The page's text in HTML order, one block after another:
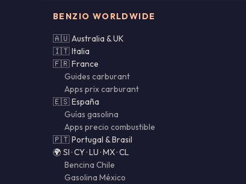
BENZIO WORLDWIDE
🇦🇺 Australia & UK
🇮🇹 Italia
🇫🇷 France
Guides carburant
Apps prix carburant
🇪🇸 España
Guías gasolina
Apps precio combustible
🇵🇹 Portugal & Brasil
🌍 SI · CY · LU · MX · CL
Bencina Chile
Gasolina México